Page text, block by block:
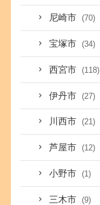
尼崎市 (70)
宝塚市 (34)
西宮市 (118)
伊丹市 (27)
川西市 (21)
芦屋市 (12)
小野市 (1)
三木市 (9)